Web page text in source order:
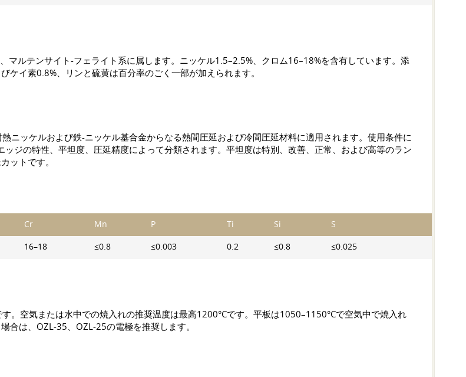
ルテンサイト-フェライト系に属します。ニッケル1.5–2.5%、クロム16–18%を含有しています。添
イ素0.8%、リンと硫黄は百分率のごく一部が加えられます。
ニッケルおよび鉄-ニッケル基合金からなる熱間圧延および冷間圧延材料に適用されます。使用条件に
ジの特性、平坦度、圧延精度によって分類されます。平坦度は特別、改善、正常、および高等のラン
ットです。
Cr Mn P Ti Si S
16–18 ≤0.8 ≤0.003 0.2 ≤0.8 ≤0.025
。空気または水中での焼入れの推奨温度は最高1200°Cです。平板は1050–1150°Cで空気中で焼入れ
合は、OZL-35、OZL-25の電極を推奨します。